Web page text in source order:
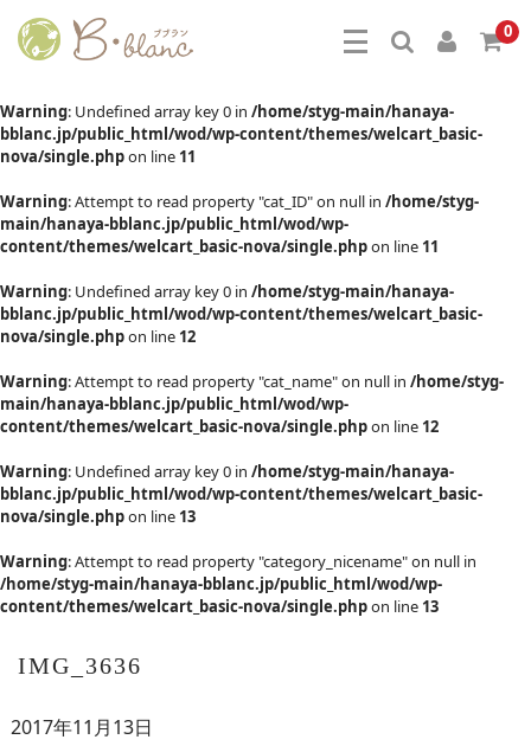
0
Warning: Undefined array key 0 in /home/styg-main/hanaya-
bblanc.jp/public_html/wod/wp-content/themes/welcart_basic-
nova/single.phpon line 11
Warning: Attempt to read property "cat_ID" on null in /home/styg-
main/hanaya-bblanc.jp/public_html/wod/wp-
content/themes/welcart_basic-nova/single.phpon line 11
Warning: Undefined array key 0 in /home/styg-main/hanaya-
bblanc.jp/public_html/wod/wp-content/themes/welcart_basic-
nova/single.phpon line 12
Warning: Attempt to read property "cat_name" on null in /home/styg-
main/hanaya-bblanc.jp/public_html/wod/wp-
content/themes/welcart_basic-nova/single.phpon line 12
Warning: Undefined array key 0 in /home/styg-main/hanaya-
bblanc.jp/public_html/wod/wp-content/themes/welcart_basic-
nova/single.phpon line 13
Warning: Attempt to read property "category_nicename" on null in
/home/styg-main/hanaya-bblanc.jp/public_html/wod/wp-
content/themes/welcart_basic-nova/single.phpon line 13
IMG_3636
2017年11月13日